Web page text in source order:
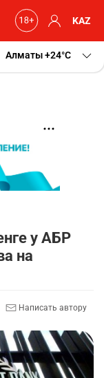
KAZ
Алматы+24 C
у АБР
на
Написать автору